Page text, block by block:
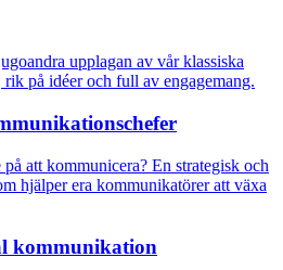
upplagan av vår klassiska
på idéer och full av engagemang.
att kommunicera? En strategisk och
hjälper era kommunikatörer att växa
kommunikation